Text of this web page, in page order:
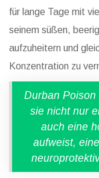
für lange Tage mit
seinem süßen,
aufzuheitern und
Konzentration zu
Durban
sie nicht nur
auch eine
aufweist,